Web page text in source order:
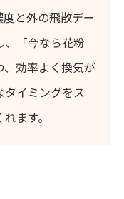
と外の飛散デー
、「今なら花粉
、効率よく換気が
タイミングをス
ます。